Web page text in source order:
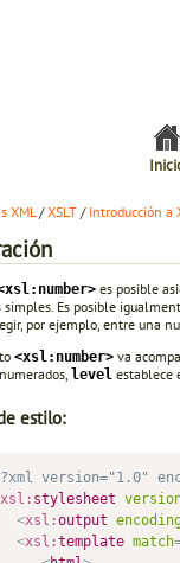
XML/XSLT / Introducción a
es posible
Es posible
por ejemplo, entre una
<xsl:number> va
level establece
estilo:
version="1.0"
xsl: stylesheet
<xsl:output
<xsl:template match